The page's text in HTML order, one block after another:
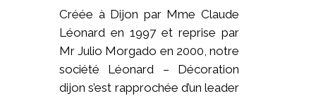
Créée à Dijon par Mme Claude
Léonard en 1997 et reprise par
Mr Julio Morgado en 2000, notre
société Léonard – Décoration
dijon s’est rapprochée d’un leader